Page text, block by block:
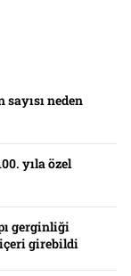
neden
yıla özel
gerginliği
içeri girebildi